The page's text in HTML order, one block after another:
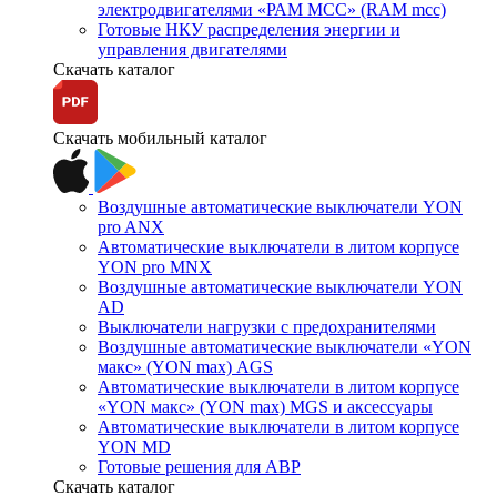
электродвигателями «РАМ МСС» (RAM mcc)
Готовые НКУ распределения энергии и
управления двигателями
Скачать каталог
Скачать мобильный каталог
Воздушные автоматические выключатели YON
pro ANX
Автоматические выключатели в литом корпусе
YON pro MNX
Воздушные автоматические выключатели YON
AD
Выключатели нагрузки с предохранителями
Воздушные автоматические выключатели «YON
макс» (YON max) AGS
Автоматические выключатели в литом корпусе
«YON макс» (YON max) MGS и аксессуары
Автоматические выключатели в литом корпусе
YON MD
Готовые решения для АВР
Скачать каталог